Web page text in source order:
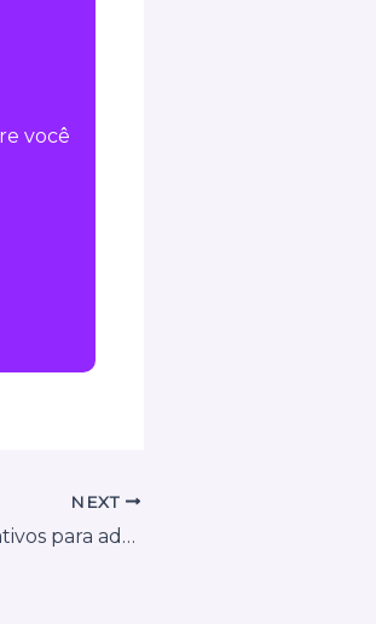
você
NEXT
Nova Odessa (SP) inicia preparativos para adotar o Sistema Nacional de Nota Fiscal de Serviços em 2026